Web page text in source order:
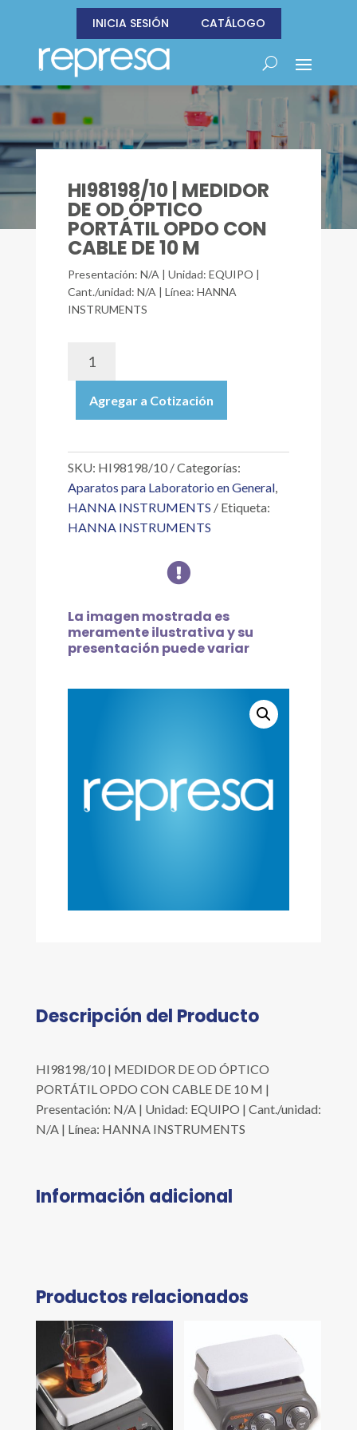
INICIA SESIÓN CATÁLOGO
HI98198/10 | MEDIDOR
DE OD ÓPTICO
PORTÁTIL OPDO CON
CABLE DE 10 M
Presentación: N/A | Unidad: EQUIPO |
Cant./unidad: N/A | Línea: HANNA
INSTRUMENTS
OD
PORTÁTIL
CON
CABLE
DE
Agregar a Cotización
SKU: HI98198/10
Categorías:
Aparatos para Laboratorio en General,
HANNA INSTRUMENTS
Etiqueta:
HANNA INSTRUMENTS

La imagen mostrada es
meramente ilustrativa y su
presentación puede variar
Descripción del Producto
HI98198/10 | MEDIDOR DE OD ÓPTICO
PORTÁTIL OPDO CON CABLE DE 10 M |
Presentación: N/A | Unidad: EQUIPO | Cant./unidad:
N/A | Línea: HANNA INSTRUMENTS
Información adicional
Productos relacionados